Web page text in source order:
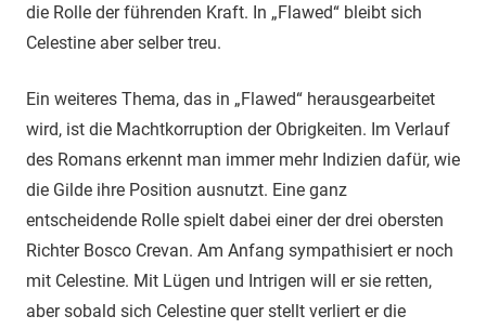
die Rolle der führenden Kraft. In „Flawed“ bleibt sich
Celestine aber selber treu.
Ein weiteres Thema, das in „Flawed“ herausgearbeitet
wird, ist die Machtkorruption der Obrigkeiten. Im Verlauf
des Romans erkennt man immer mehr Indizien dafür, wie
die Gilde ihre Position ausnutzt. Eine ganz
entscheidende Rolle spielt dabei einer der drei obersten
Richter Bosco Crevan. Am Anfang sympathisiert er noch
mit Celestine. Mit Lügen und Intrigen will er sie retten,
aber sobald sich Celestine quer stellt verliert er die